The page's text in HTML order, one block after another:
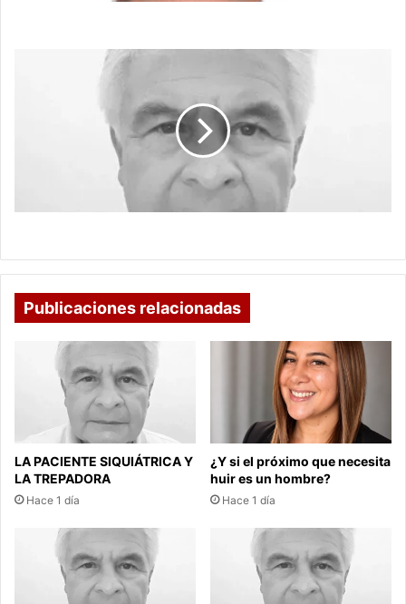
Publicaciones relacionadas
LA PACIENTE SIQUIÁTRICA Y
LA TREPADORA
Hace 1 día
¿Y si el próximo que necesita
huir es un hombre?
Hace 1 día